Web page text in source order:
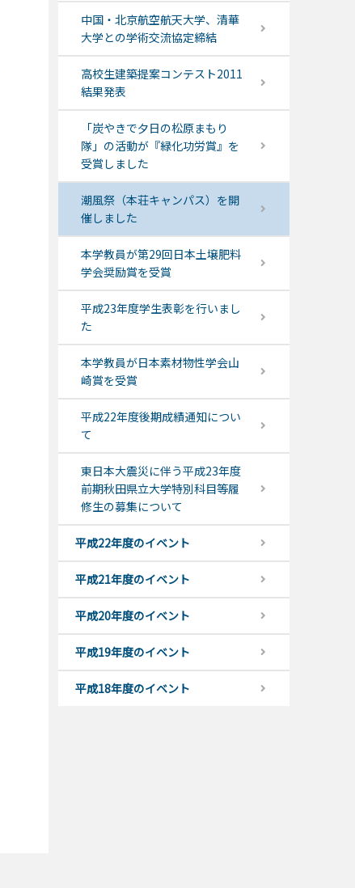
中国・北京航空航天大学、清華
大学との学術交流協定締結
高校生建築提案コンテスト2011
結果発表
「炭やきで夕日の松原まもり
隊」の活動が『緑化功労賞』を
受賞しました
潮風祭（本荘キャンパス）を開
催しました
本学教員が第29回日本土壌肥料
学会奨励賞を受賞
平成23年度学生表彰を行いまし
た
本学教員が日本素材物性学会山
崎賞を受賞
平成22年度後期成績通知につい
て
東日本大震災に伴う平成23年度
前期秋田県立大学特別科目等履
修生の募集について
平成22年度のイベント
平成21年度のイベント
平成20年度のイベント
平成19年度のイベント
平成18年度のイベント